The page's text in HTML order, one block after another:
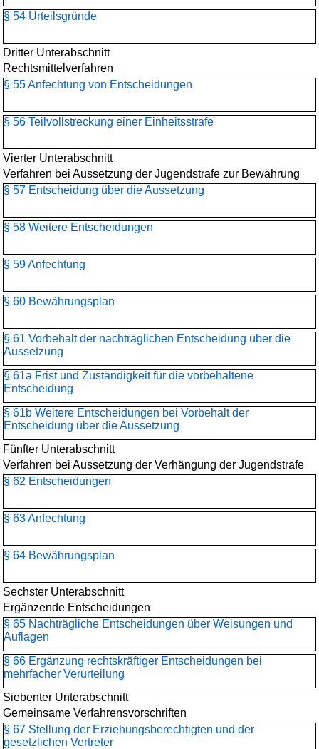
§ 54 Urteilsgründe
Dritter Unterabschnitt
Rechtsmittelverfahren
§ 55 Anfechtung von Entscheidungen
§ 56 Teilvollstreckung einer Einheitsstrafe
Vierter Unterabschnitt
Verfahren bei Aussetzung der Jugendstrafe zur Bewährung
§ 57 Entscheidung über die Aussetzung
§ 58 Weitere Entscheidungen
§ 59 Anfechtung
§ 60 Bewährungsplan
§ 61 Vorbehalt der nachträglichen Entscheidung über die
Aussetzung
§ 61a Frist und Zuständigkeit für die vorbehaltene
Entscheidung
§ 61b Weitere Entscheidungen bei Vorbehalt der
Entscheidung über die Aussetzung
Fünfter Unterabschnitt
Verfahren bei Aussetzung der Verhängung der Jugendstrafe
§ 62 Entscheidungen
§ 63 Anfechtung
§ 64 Bewährungsplan
Sechster Unterabschnitt
Ergänzende Entscheidungen
§ 65 Nachträgliche Entscheidungen über Weisungen und
Auflagen
§ 66 Ergänzung rechtskräftiger Entscheidungen bei
mehrfacher Verurteilung
Siebenter Unterabschnitt
Gemeinsame Verfahrensvorschriften
§ 67 Stellung der Erziehungsberechtigten und der
gesetzlichen Vertreter